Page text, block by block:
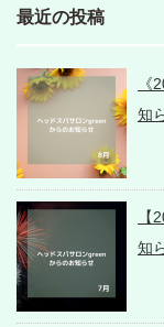
最近の投稿
知
知